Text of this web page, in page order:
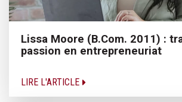
Lissa Moore (B.Com. 2011) :
passion en entrepreneuriat
LIRE L'ARTICLE